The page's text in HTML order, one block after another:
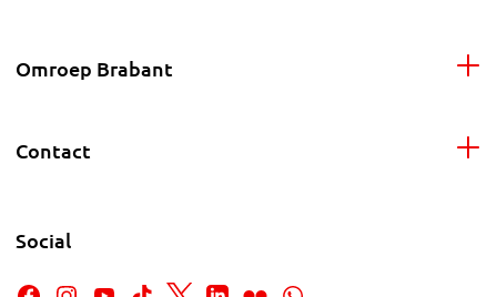
Omroep Brabant
Contact
Social